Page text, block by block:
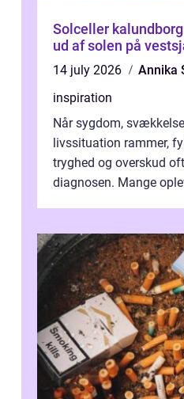
Solceller kalundborg sådan får du mest
ud af solen på
14 july 2026
Annika
inspiration
Når sygdom,
livssituation rammer,
tryghed og overskud
diagnosen. Mange